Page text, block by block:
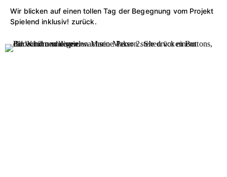
Wir blicken auf einen tollen Tag der Begegnung vom Projekt
Spielend inklusiv! zurück.